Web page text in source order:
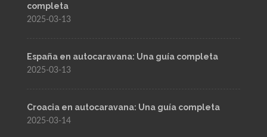
completa
2025-03-13
España en autocaravana: Una guía completa
2025-03-13
Croacia en autocaravana: Una guía completa
2025-03-14